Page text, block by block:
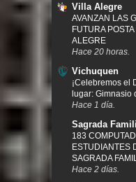
Villa Alegre
AVANZAN LAS
FUTURA
ALEGRE
Hace 20 horas.
Vichuquen
¡Celebremos el
lugar: Gimnasio
Hace 1 día.
Sagrada
183
ESTUDIANTES
SAGRADA
Hace 2 días.